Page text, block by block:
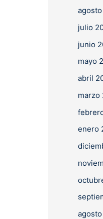
julio
junio
mayo
abril
marzo
enero